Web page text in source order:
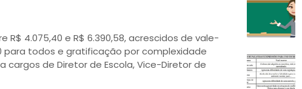
R$ 4.075,40 e R$ 6.390,58, acrescidos de vale-
para todos e gratificação por complexidade
cargos de Diretor de Escola, Vice-Diretor de